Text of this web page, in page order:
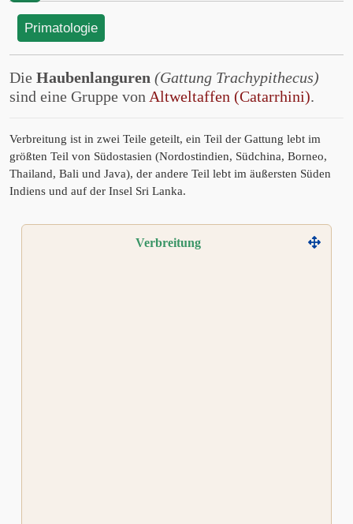
Primatologie
Die Haubenlanguren (Gattung Trachypithecus)
sind eine Gruppe von Altweltaffen (Catarrhini).
Verbreitung ist in zwei Teile geteilt, ein Teil der Gattung lebt im
größten Teil von Südostasien (Nordostindien, Südchina, Borneo,
Thailand, Bali und Java), der andere Teil lebt im äußersten Süden
Indiens und auf der Insel Sri Lanka.
Verbreitung